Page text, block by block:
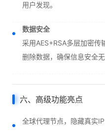
用户发现。
数据安全
采用AES+RSA多层加密
删除数据，确保信息安全无
六、高级功能亮点
全球代理节点，隐藏真实